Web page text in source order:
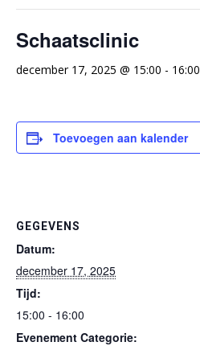
Schaatsclinic
december 17, 2025 @ 15:00 - 16:00
Toevoegen aan kalender
GEGEVENS
Datum:
december 17, 2025
Tijd:
15:00 - 16:00
Evenement Categorie: